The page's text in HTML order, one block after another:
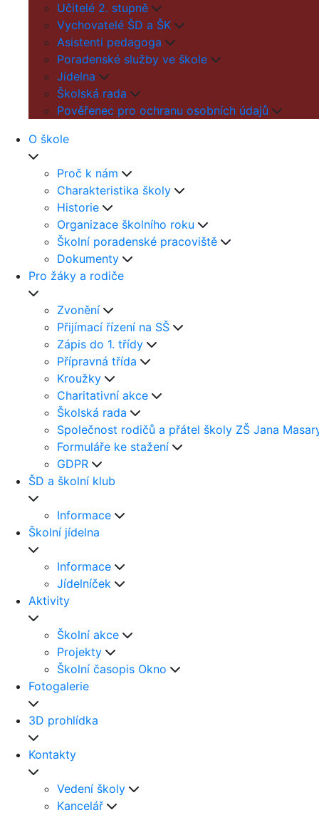
Učitelé 2. stupně
Vychovatelé ŠD a ŠK
Asistenti pedagoga
Poradenské služby ve škole
Jídelna
Školská rada
Pověřenec pro ochranu osobních údajů
O škole
Proč k nám
Charakteristika školy
Historie
Organizace školního roku
Školní poradenské pracoviště
Dokumenty
Pro žáky a rodiče
Zvonění
Přijímací řízení na SŠ
Zápis do 1. třídy
Přípravná třída
Kroužky
Charitativní akce
Školská rada
Společnost rodičů a přátel školy ZŠ Jana
Formuláře ke stažení
GDPR
ŠD a školní klub
Informace
Školní jídelna
Informace
Jídelníček
Aktivity
Školní akce
Projekty
Školní časopis Okno
Fotogalerie
3D prohlídka
Kontakty
Vedení školy
Kancelář